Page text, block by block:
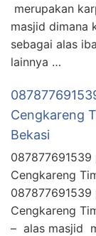
merupakan
masjid dimana
sebagai alas
lainnya …
Cengkareng
Bekasi
Cengkareng
Cengkareng
– alas masjid